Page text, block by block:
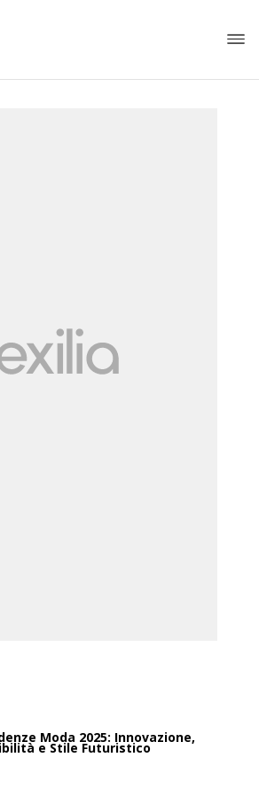
Moda 2025: Innovazione,
e Stile Futuristico